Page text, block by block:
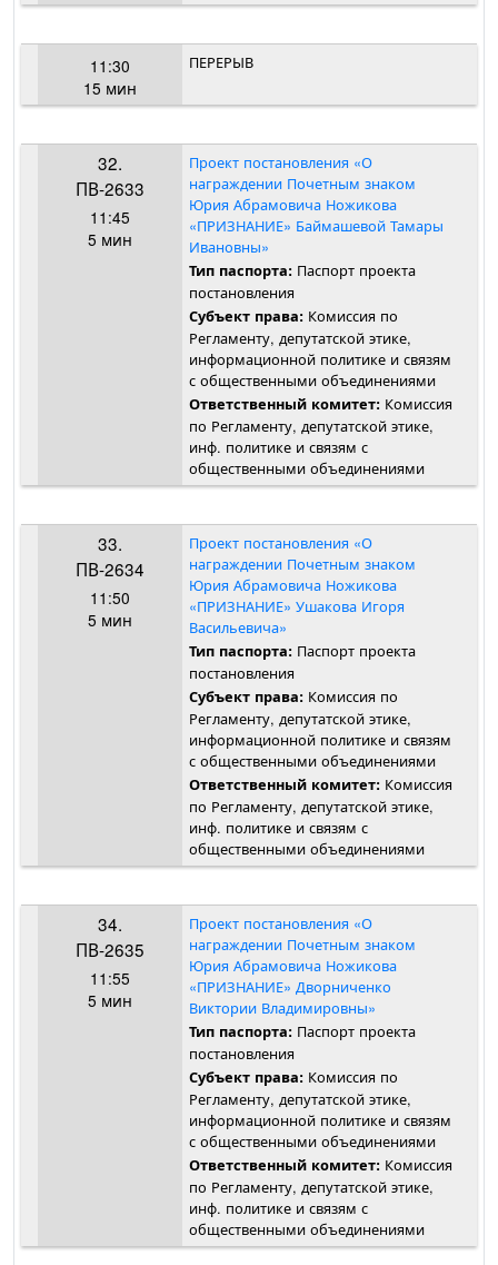
11:30
15 мин
ПЕРЕРЫВ
32.
ПВ-2633
11:45
5 мин
Проект постановления «О
награждении Почетным знаком
Юрия Абрамовича Ножикова
«ПРИЗНАНИЕ» Баймашевой Тамары
Ивановны»
Тип паспорта: Паспорт проекта
постановления
Субъект права: Комиссия по
Регламенту, депутатской этике,
информационной политике и связям
с общественными объединениями
Ответственный комитет: Комиссия
по Регламенту, депутатской этике,
инф. политике и связям с
общественными объединениями
33.
ПВ-2634
11:50
5 мин
Проект постановления «О
награждении Почетным знаком
Юрия Абрамовича Ножикова
«ПРИЗНАНИЕ» Ушакова Игоря
Васильевича»
Тип паспорта: Паспорт проекта
постановления
Субъект права: Комиссия по
Регламенту, депутатской этике,
информационной политике и связям
с общественными объединениями
Ответственный комитет: Комиссия
по Регламенту, депутатской этике,
инф. политике и связям с
общественными объединениями
34.
ПВ-2635
11:55
5 мин
Проект постановления «О
награждении Почетным знаком
Юрия Абрамовича Ножикова
«ПРИЗНАНИЕ» Дворниченко
Виктории Владимировны»
Тип паспорта: Паспорт проекта
постановления
Субъект права: Комиссия по
Регламенту, депутатской этике,
информационной политике и связям
с общественными объединениями
Ответственный комитет: Комиссия
по Регламенту, депутатской этике,
инф. политике и связям с
общественными объединениями